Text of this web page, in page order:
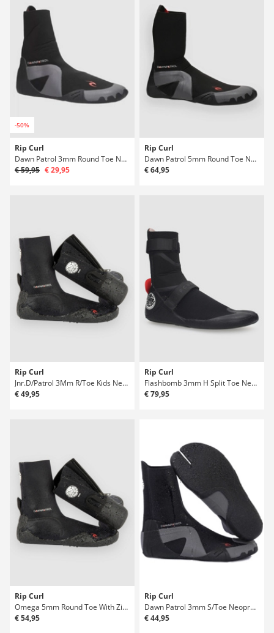
-50%
Rip Curl
Dawn Patrol 3mm Round Toe Neoprénové boty
€ 59,95 € 29,95
Rip Curl
Dawn Patrol 5mm Round Toe Neoprénové boty
€ 64,95
Rip Curl
Jnr.D/Patrol 3Mm R/Toe Kids Neoprénové boty
€ 49,95
Rip Curl
Flashbomb 3mm H Split Toe Neoprénové boty
€ 79,95
Rip Curl
Omega 5mm Round Toe With Zip Neoprénové boty
€ 54,95
Rip Curl
Dawn Patrol 3mm S/Toe Neoprénové boty
€ 44,95